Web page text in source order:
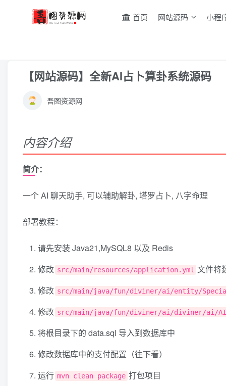
首页 网站源码 小程
【网站源码】全新AI占卜算卦系统源码
吾图资源网
内容介绍
简介：
一个 AI 聊天助手, 可以辅助解卦, 塔罗占卜, 八字命理
部署教程：
请先安装 Java21,MySQL8 以及 Redis
修改 src/main/resources/application.yml 文件将
修改 src/main/java/fun/diviner/ai/entity/
修改 src/main/java/fun/diviner/ai/diviner/ai/
将根目录下的 data.sql 导入到数据库中
修改数据库中的支付配置（往下看）
运行 mvn clean package 打包项目